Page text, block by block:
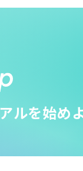
ルを始め